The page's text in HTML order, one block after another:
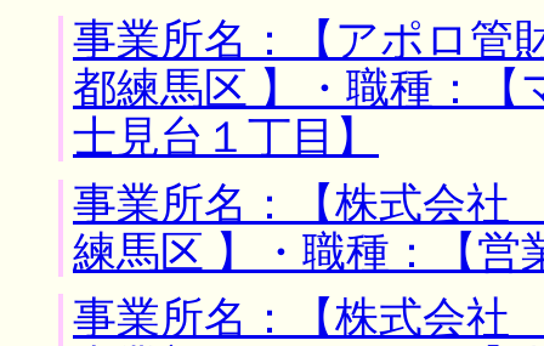
事業所名：【アポロ
都練馬区 】・職種：
士見台１丁目】
事業所名：【株式会社
練馬区 】・職種：【営
事業所名：【株式会